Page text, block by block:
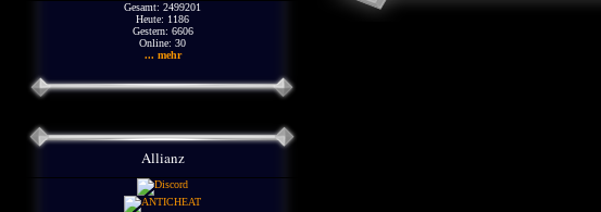
Gesamt: 2499201
Heute: 1186
Gestern: 6606
Online: 30
... mehr
Allianz